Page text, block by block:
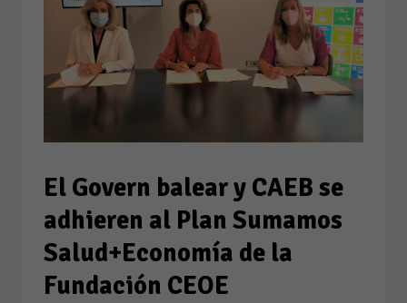
El Govern balear y CAEB se
adhieren al Plan Sumamos
Salud+Economía de la
Fundación CEOE